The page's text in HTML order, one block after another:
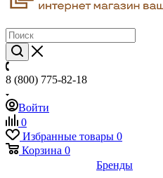
8 (800) 775-82-18
Войти
0
Избранные товары 0
Корзина 0
Бренды